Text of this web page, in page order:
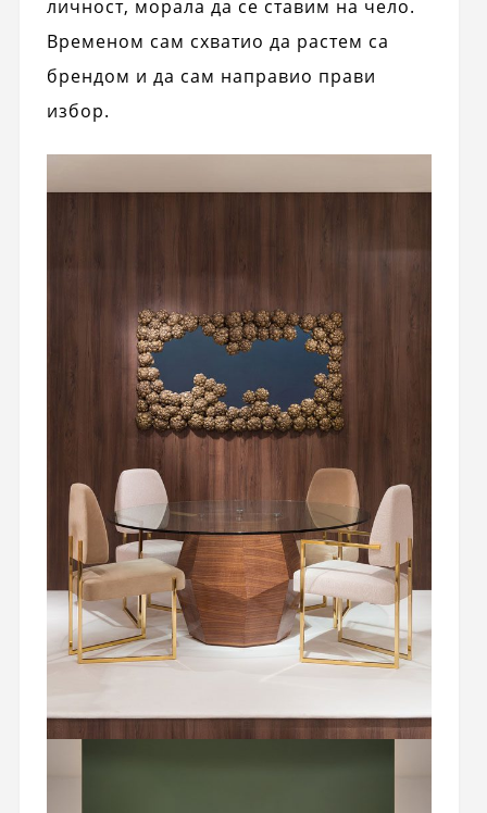
личност, морала да се ставим на чело.
Временом сам схватио да растем са
брендом и да сам направио прави
избор.